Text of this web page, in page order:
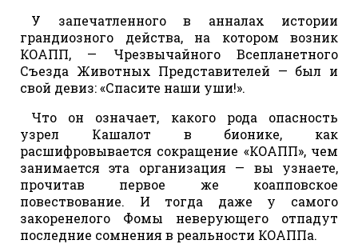
У запечатленного в анналах истории
грандиозного действа, на котором возник
КОАПП, — Чрезвычайного Всепланетного
Съезда Животных Представителей — был и
свой девиз: «Спасите наши уши!».
Что он означает, какого рода опасность
узрел Кашалот в бионике, как
расшифровывается сокращение «КОАПП», чем
занимается эта организация — вы узнаете,
прочитав первое же коапповское
повествование. И тогда даже у самого
закоренелого Фомы неверующего отпадут
последние сомнения в реальности КОАППа.